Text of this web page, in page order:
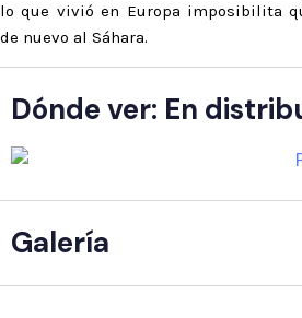
lo que vivió en Europa imposibilita
de nuevo al Sáhara.
Dónde ver: En
Galería